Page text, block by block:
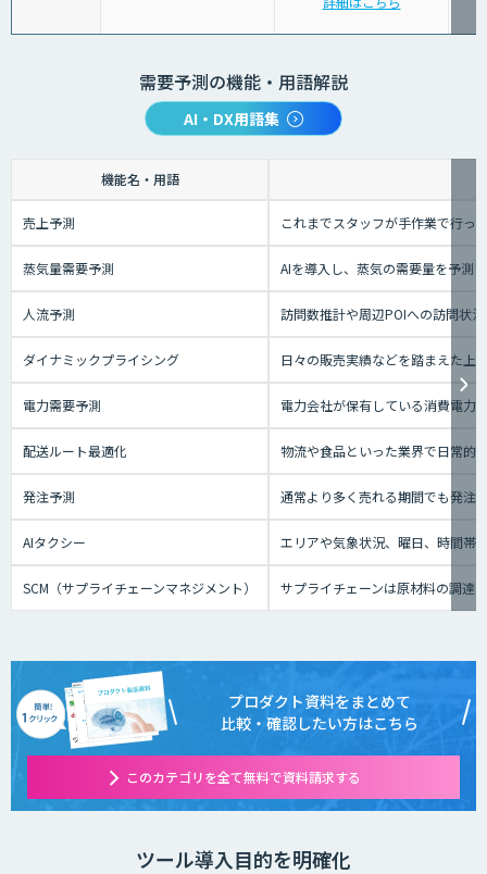
需要予測の機能・用語解説
AI・DX用語集
機能名・用語
売上予測 これまでスタッフが手作業で行っ
蒸気量需要予測 AIを導入し、蒸気の需要量を予測
人流予測 訪問数推計や周辺POIへの訪問状
ダイナミックプライシング 日々の販売実績などを踏まえた上
電力需要予測 電力会社が保有している消費電力
配送ルート最適化 物流や食品といった業界で日常的
発注予測 通常より多く売れる期間でも発注
AIタクシー エリアや気象状況、曜日、時間帯
SCM（サプライチェーンマネジメント） サプライチェーンは原材料の調達
プロダクト資料をまとめて
比較・確認したい方はこちら
このカテゴリを全て無料で資料請求する
ツール導入目的を明確化